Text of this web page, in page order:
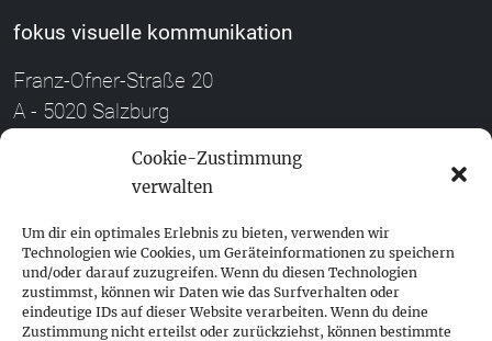
Cookie-Zustimmung
verwalten
Um dir ein optimales Erlebnis zu bieten, verwenden wir
Technologien wie Cookies, um Geräteinformationen zu speichern
und/oder darauf zuzugreifen. Wenn du diesen Technologien
zustimmst, können wir Daten wie das Surfverhalten oder
eindeutige IDs auf dieser Website verarbeiten. Wenn du deine
Zustimmung nicht erteilst oder zurückziehst, können bestimmte
fokus visuelle kommunikation
Franz-Ofner-Straße 20
A - 5020 Salzburg
+ 43 662 452 083
fokus@fokus-design.com
Datenschutz
Cookie-Richtlinie (EU)